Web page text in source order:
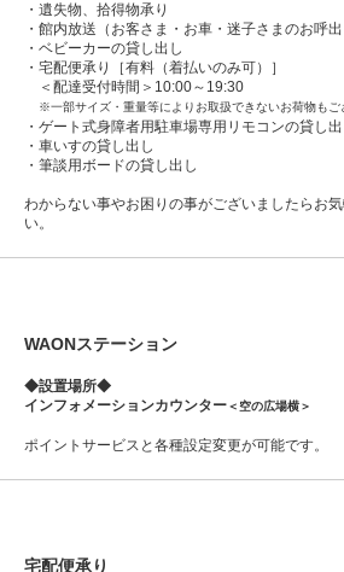
・遺失物、拾得物承り
・館内放送（お客さま・お車・迷子さまのお呼出
・ベビーカーの貸し出し
・宅配便承り［有料（着払いのみ可）］
＜配達受付時間＞10:00～19:30
※一部サイズ・重量等によりお取扱できないお荷物もご
・ゲート式身障者用駐車場専用リモコンの貸し出
・車いすの貸し出し
・筆談用ボードの貸し出し
わからない事やお困りの事がございましたらお
い。
WAONステーション
◆設置場所◆
インフォメーションカウンター＜空の広場横＞
ポイントサービスと各種設定変更が可能です。
宅配便承り